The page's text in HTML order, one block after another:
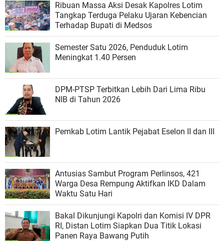
Ribuan Massa Aksi Desak Kapolres Lotim
Tangkap Terduga Pelaku Ujaran Kebencian
Terhadap Bupati di Medsos
Semester Satu 2026, Penduduk Lotim
Meningkat 1.40 Persen
DPM-PTSP Terbitkan Lebih Dari Lima Ribu
NIB di Tahun 2026
Pemkab Lotim Lantik Pejabat Eselon II dan III
Antusias Sambut Program Perlinsos, 421
Warga Desa Rempung Aktifkan IKD Dalam
Waktu Satu Hari
Bakal Dikunjungi Kapolri dan Komisi IV DPR
RI, Distan Lotim Siapkan Dua Titik Lokasi
Panen Raya Bawang Putih